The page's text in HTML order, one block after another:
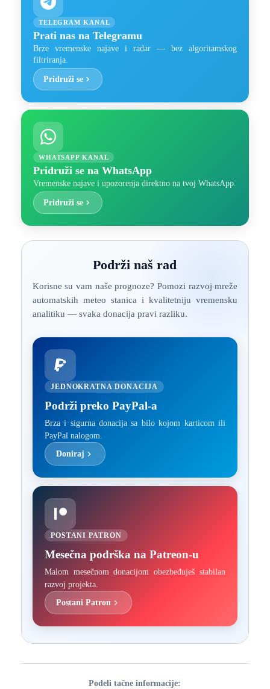
TELEGRAM KANAL
Prati nas na Telegramu
Brze vremenske najave i radar — bez algoritamskog
filtriranja.
Pridruži se
WHATSAPP KANAL
Pridruži se na WhatsApp
Vremenske najave i upozorenja direktno na tvoj WhatsApp.
Pridruži se
Podrži naš rad
Korisne su vam naše prognoze? Pomozi razvoj mreže
automatskih meteo stanica i kvalitetniju vremensku
analitiku — svaka donacija pravi razliku.
JEDNOKRATNA DONACIJA
Podrži preko PayPal-a
Brza i sigurna donacija sa bilo kojom karticom ili
PayPal nalogom.
Doniraj
POSTANI PATRON
Mesečna podrška na Patreon-u
Malom mesečnom donacijom obezbeđuješ stabilan
razvoj projekta.
Postani Patron
Podeli tačne informacije: